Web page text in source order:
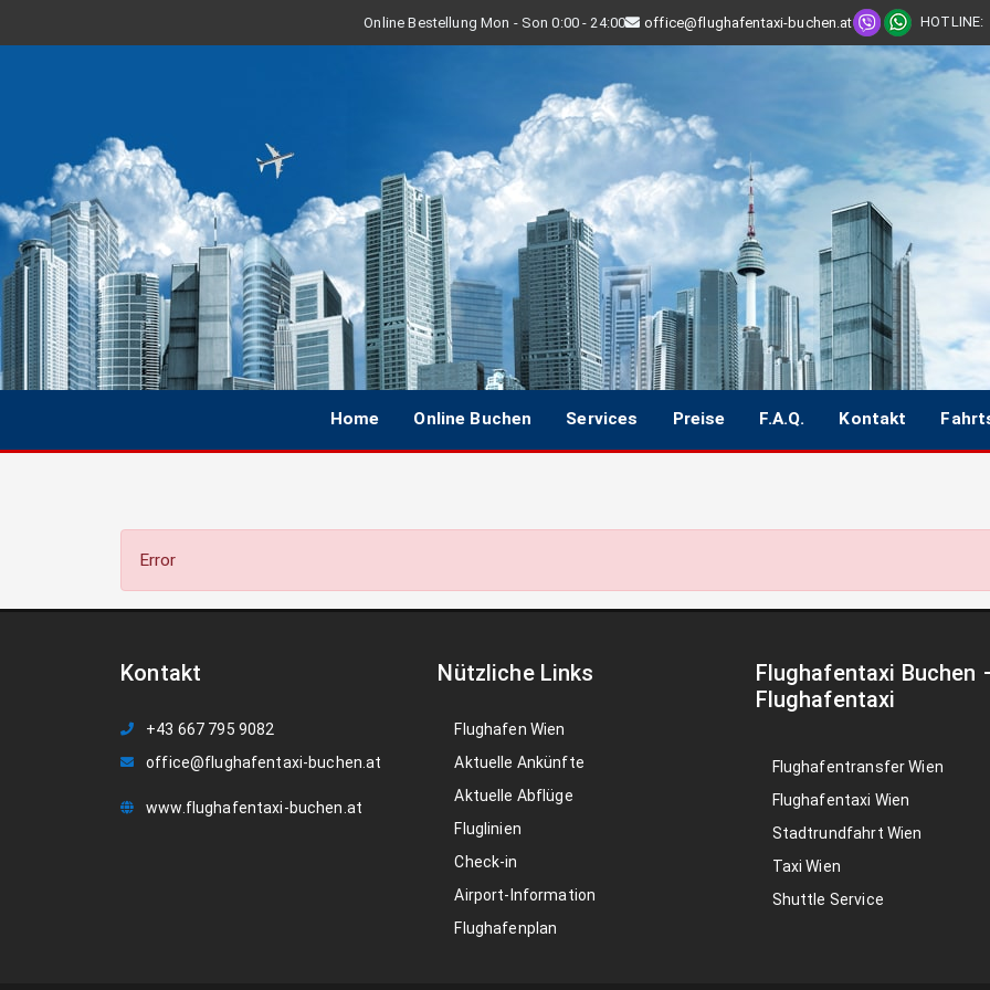
Online Bestellung Mon - Son 0:00 - 24:00 office@flughafentaxi-buchen.at HOTLINE:
Home Online Buchen Services Preise F.A.Q. Kontakt
Error
Kontakt
+43 667 795 9082
office@flughafentaxi-buchen.at
www.flughafentaxi-buchen.at
Nützliche Links
Flughafen Wien
Aktuelle Ankünfte
Aktuelle Abflüge
Fluglinien
Check-in
Airport-Information
Flughafenplan
Flughafentaxi Buchen
Flughafentaxi
Flughafentransfer Wien
Flughafentaxi Wien
Stadtrundfahrt Wien
Taxi Wien
Shuttle Service